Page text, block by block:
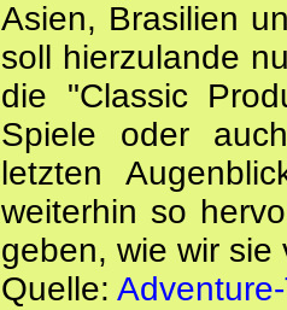
Asien, Brasilien
soll hierzulande
die "Classic
Spiele oder
letzten
weiterhin so
geben, wie wir sie
Quelle: